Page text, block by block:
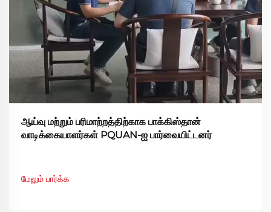
ஆய்வு மற்றும் பரிமாற்றத்திற்காக பாக்கிஸ்தான்
வாடிக்கையாளர்கள் PQUAN-ஐ பார்வையிட்டனர்
மேலும் பார்க்க